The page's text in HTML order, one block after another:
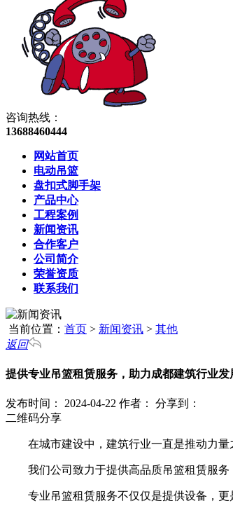
咨询热线：
13688460444
网站首页
电动吊篮
盘扣式脚手架
产品中心
工程案例
新闻资讯
合作客户
公司简介
荣誉资质
联系我们
当前位置： 首页 > 新闻资讯 > 其他
返回
提供专业吊篮租赁服务，助力成都建筑行业发
发布时间： 2024-04-22 作者：
分享到：
二维码分享
在城市建设中，建筑行业一直是推动力
我们公司致力于提供高品质吊篮租赁服
专业吊篮租赁服务不仅仅是提供设备，